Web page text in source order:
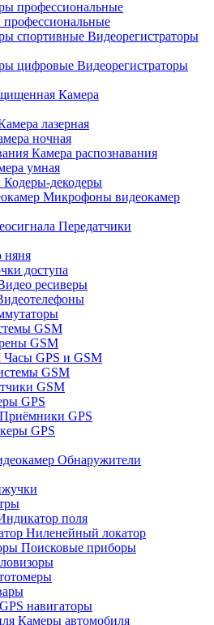
профессиональные
Видеорегистраторы
Видеорегистраторы
Камера
лазерная
ночная
Камера распознавания
умная
Кодеры-декодеры
Микрофоны видеокамер
Передатчики
няня
доступа
ресиверы
GSM
GSM
Часы GPS и GSM
GSM
GSM
GPS
Приёмники GPS
GPS
Обнаружители
поля
Ниленейный локатор
Поисковые приборы
GPS навигаторы
Камеры автомобиля